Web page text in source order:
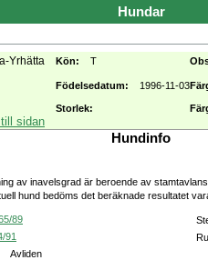
Hundar
Yrhätta Kön: T
Födelsedatum: 1996-11-03
Storlek:
sidan
Hundinfo
av inavelsgrad är beroende av
hund bedöms det beräknade resultatet
89
91
Avliden